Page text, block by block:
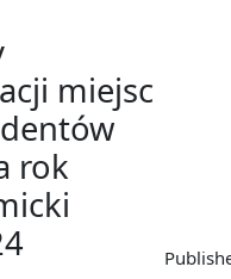
miejsc
rok